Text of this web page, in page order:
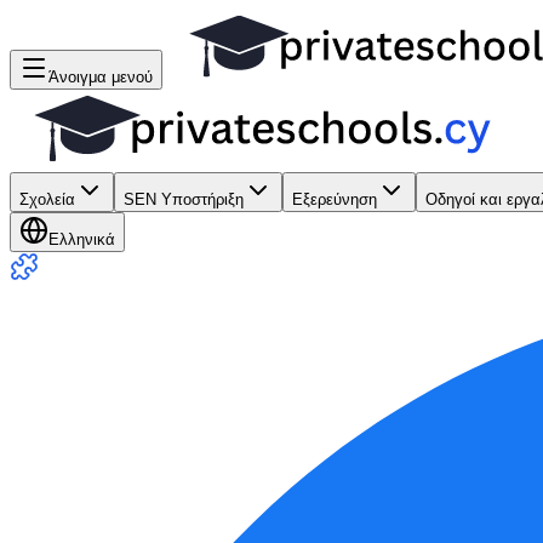
Άνοιγμα μενού
Σχολεία SEN Υποστήριξη Εξερεύνηση Οδηγοί και
Ελληνικά